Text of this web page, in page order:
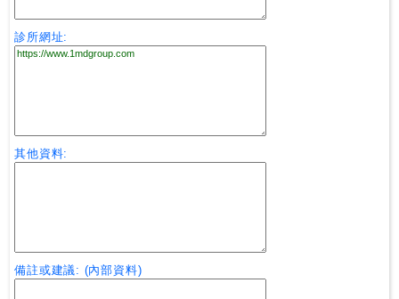
診所網址:
其他資料:
備註或建議: (內部資料)